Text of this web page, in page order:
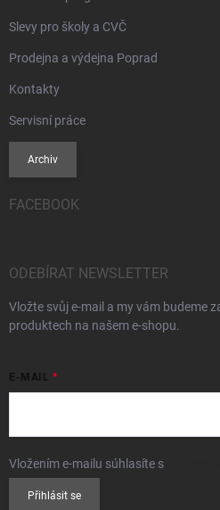
Slevy pro školy a CVČ
Prodejna a výdejna Poprad
Kontakty
Servisní práce
Archiv
FACEBOOK
ODEBÍRAT NEWSLETTER
Vložte svůj e-mail a my vám budeme
produktech na našem e-shopu.
E-MAIL
Vložením e-mailu súhlasíte s
Přihlásit se